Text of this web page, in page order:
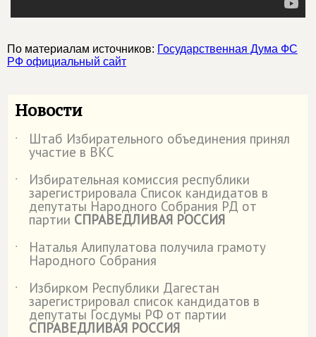
По материалам источников: Государственная Дума ФС
РФ официальный сайт
Новости
˙ Штаб Избирательного объединения принял
участие в ВКС
˙
Избирательная комиссия республики
зарегистрировала Список кандидатов в
депутаты Народного Собрания РД от
партии СПРАВЕДЛИВАЯ РОССИЯ
˙
Наталья Алипулатова получила грамоту
Народного Собрания
˙
Избирком Республики Дагестан
зарегистрировал список кандидатов в
депутаты Госдумы РФ от партии
СПРАВЕДЛИВАЯ РОССИЯ